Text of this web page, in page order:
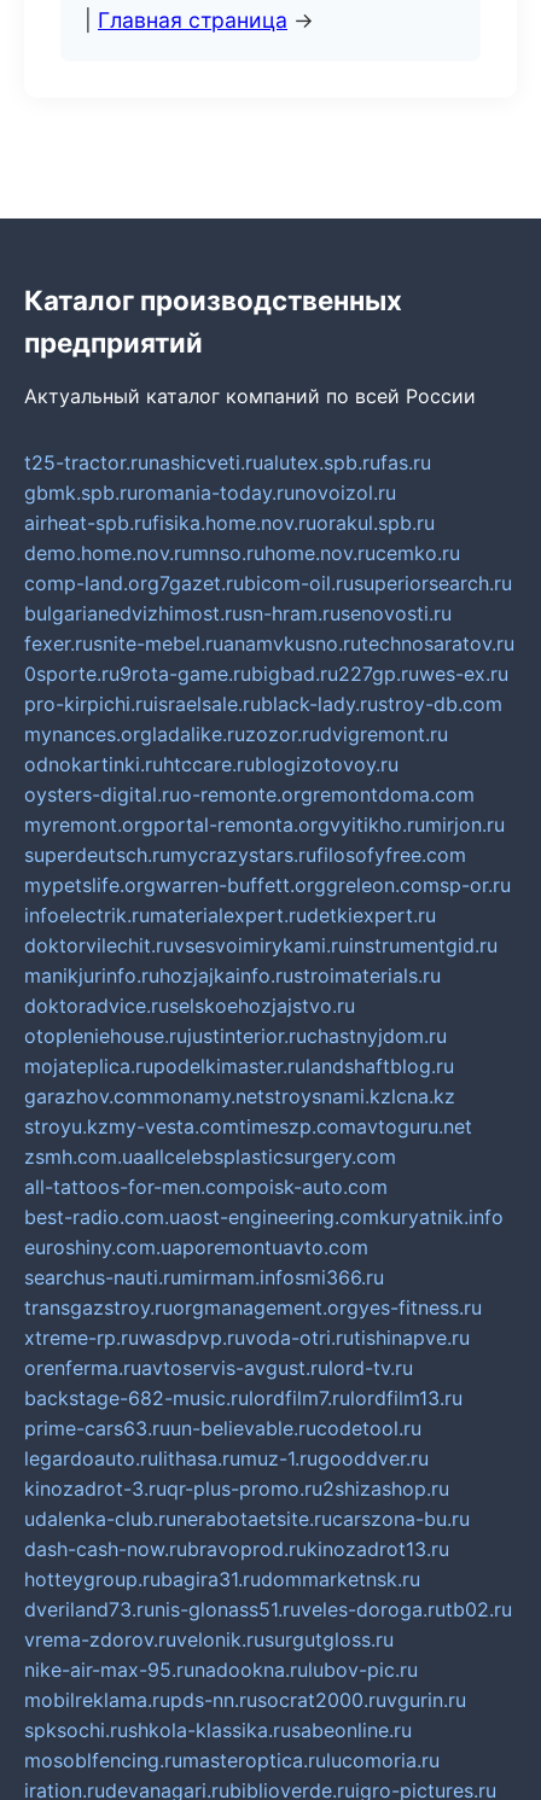
Главная страница →
Каталог производственных
предприятий
Актуальный каталог компаний по всей России
t25-tractor.runashicveti.rualutex.spb.rufas.ru
gbmk.spb.ruromania-today.runovoizol.ru
airheat-spb.rufisika.home.nov.ruorakul.spb.ru
demo.home.nov.rumnso.ruhome.nov.rucemko.ru
comp-land.org7gazet.rubicom-oil.rusuperiorsearch.ru
bulgarianedvizhimost.rusn-hram.rusenovosti.ru
fexer.rusnite-mebel.ruanamvkusno.rutechnosaratov.ru
0sporte.ru9rota-game.rubigbad.ru227gp.ruwes-ex.ru
pro-kirpichi.ruisraelsale.rublack-lady.rustroy-db.com
mynances.orgladalike.ruzozor.rudvigremont.ru
odnokartinki.ruhtccare.rublogizotovoy.ru
oysters-digital.ruo-remonte.orgremontdoma.com
myremont.orgportal-remonta.orgvyitikho.rumirjon.ru
superdeutsch.rumycrazystars.rufilosofyfree.com
mypetslife.orgwarren-buffett.orggreleon.comsp-or.ru
infoelectrik.rumaterialexpert.rudetkiexpert.ru
doktorvilechit.ruvsesvoimirykami.ruinstrumentgid.ru
manikjurinfo.ruhozjajkainfo.rustroimaterials.ru
doktoradvice.ruselskoehozjajstvo.ru
otopleniehouse.rujustinterior.ruchastnyjdom.ru
mojateplica.rupodelkimaster.rulandshaftblog.ru
garazhov.commonamy.netstroysnami.kzlcna.kz
stroyu.kzmy-vesta.comtimeszp.comavtoguru.net
zsmh.com.uaallcelebsplasticsurgery.com
all-tattoos-for-men.compoisk-auto.com
best-radio.com.uaost-engineering.comkuryatnik.info
euroshiny.com.uaporemontuavto.com
searchus-nauti.rumirmam.infosmi366.ru
transgazstroy.ruorgmanagement.orgyes-fitness.ru
xtreme-rp.ruwasdpvp.ruvoda-otri.rutishinapve.ru
orenferma.ruavtoservis-avgust.rulord-tv.ru
backstage-682-music.rulordfilm7.rulordfilm13.ru
prime-cars63.ruun-believable.rucodetool.ru
legardoauto.rulithasa.rumuz-1.rugooddver.ru
kinozadrot-3.ruqr-plus-promo.ru2shizashop.ru
udalenka-club.runerabotaetsite.rucarszona-bu.ru
dash-cash-now.rubravoprod.rukinozadrot13.ru
hotteygroup.rubagira31.rudommarketnsk.ru
dveriland73.runis-glonass51.ruveles-doroga.rutb02.ru
vrema-zdorov.ruvelonik.rusurgutgloss.ru
nike-air-max-95.runadookna.rulubov-pic.ru
mobilreklama.rupds-nn.rusocrat2000.ruvgurin.ru
spksochi.rushkola-klassika.rusabeonline.ru
mosoblfencing.rumasteroptica.rulucomoria.ru
iration.rudevanagari.rubiblioverde.ruigro-pictures.ru